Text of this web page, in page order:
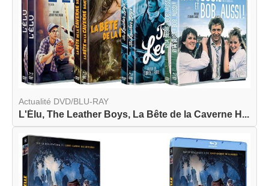
Actualité DVD/BLU-RAY
L'Élu, The Leather Boys, La Bête de la Caverne H...